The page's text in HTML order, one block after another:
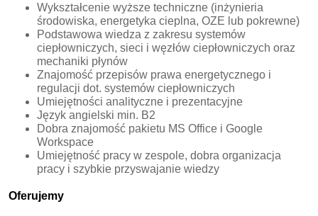
Wykształcenie wyższe techniczne (inżynieria
środowiska, energetyka cieplna, OZE lub pokrewne)
Podstawowa wiedza z zakresu systemów
ciepłowniczych, sieci i węzłów ciepłowniczych oraz
mechaniki płynów
Znajomość przepisów prawa energetycznego i
regulacji dot. systemów ciepłowniczych
Umiejętności analityczne i prezentacyjne
Język angielski min. B2
Dobra znajomość pakietu MS Office i Google
Workspace
Umiejętność pracy w zespole, dobra organizacja
pracy i szybkie przyswajanie wiedzy
Oferujemy